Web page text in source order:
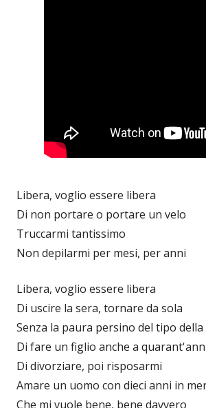
Libera, voglio essere libera
Di non portare o portare un velo
Truccarmi tantissimo
Non depilarmi per mesi, per anni
Libera, voglio essere libera
Di uscire la sera, tornare da sola
Senza la paura persino del tipo
Di fare un figlio anche a
Di divorziare, poi risposarmi
Amare un uomo con dieci anni in
Che mi vuole bene, bene davvero